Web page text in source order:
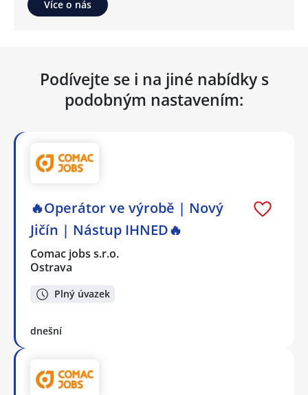
Více o nás
Podívejte se i na jiné nabídky s
podobným nastavením:
🔥Operátor ve výrobě | Nový
Jičín | Nástup IHNED🔥
Comac jobs s.r.o.
Ostrava
Plný úvazek
dnešní